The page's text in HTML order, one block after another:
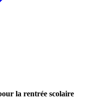
la rentrée scolaire